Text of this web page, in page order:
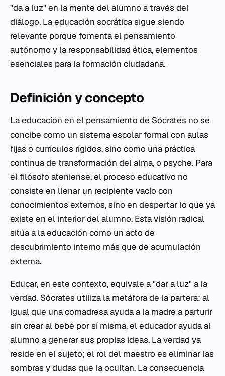
"da a luz" en la mente del alumno a través del
diálogo. La educación socrática sigue siendo
relevante porque fomenta el pensamiento
autónomo y la responsabilidad ética, elementos
esenciales para la formación ciudadana.
Definición y concepto
La educación en el pensamiento de Sócrates no se
concibe como un sistema escolar formal con aulas
fijas o currículos rígidos, sino como una práctica
continua de transformación del alma, o psyche. Para
el filósofo ateniense, el proceso educativo no
consiste en llenar un recipiente vacío con
conocimientos externos, sino en despertar lo que ya
existe en el interior del alumno. Esta visión radical
sitúa a la educación como un acto de
descubrimiento interno más que de acumulación
externa.
Educar, en este contexto, equivale a "dar a luz" a la
verdad. Sócrates utiliza la metáfora de la partera: al
igual que una comadresa ayuda a la madre a parturir
sin crear al bebé por sí misma, el educador ayuda al
alumno a generar sus propias ideas. La verdad ya
reside en el sujeto; el rol del maestro es eliminar las
sombras y dudas que la ocultan. La consecuencia